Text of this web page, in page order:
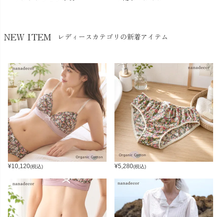
NEW ITEM レディースカテゴリの新着アイテム
¥10,120(税込) ¥5,280(税込)